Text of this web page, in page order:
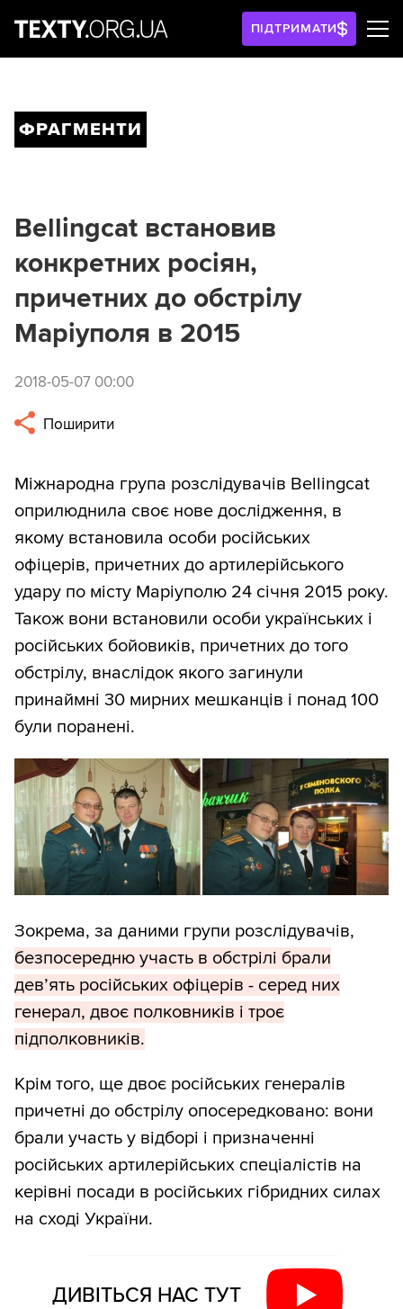
ПІДТРИМАТИ
ФРАГМЕНТИ
Bellingcat встановив
конкретних росіян,
причетних до обстрілу
Маріуполя в 2015
2018-05-07 00:00
Поширити
Міжнародна група розслідувачів Bellingcat
оприлюднила своє нове дослідження, в
якому встановила особи російських
офіцерів, причетних до артилерійського
удару по місту Маріуполю 24 січня 2015 року.
Також вони встановили особи українських і
російських бойовиків, причетних до того
обстрілу, внаслідок якого загинули
принаймні 30 мирних мешканців і понад 100
були поранені.
Зокрема, за даними групи розслідувачів,
безпосередню участь в обстрілі брали
дев’ять російських офіцерів - серед них
генерал, двоє полковників і троє
підполковників.
Крім того, ще двоє російських генералів
причетні до обстрілу опосередковано: вони
брали участь у відборі і призначенні
російських артилерійських спеціалістів на
керівні посади в російських гібридних силах
на сході України.
ДИВІТЬСЯ НАС ТУТ